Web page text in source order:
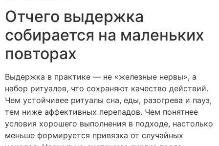
Отчего выдержка
собирается на маленьких
повторах
Выдержка в практике — не «железные нервы», а
набор ритуалов, что сохраняют качество действий.
Чем устойчивее ритуалы сна, еды, разогрева и пауз,
тем ниже аффективных перепадов. Чем понятнее
условия хорошего выполнения в подходе, настолько
меньше формируется привязка от случайных